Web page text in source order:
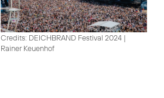
Credits: DEICHBRAND Festival 2024 |
Rainer Keuenhof